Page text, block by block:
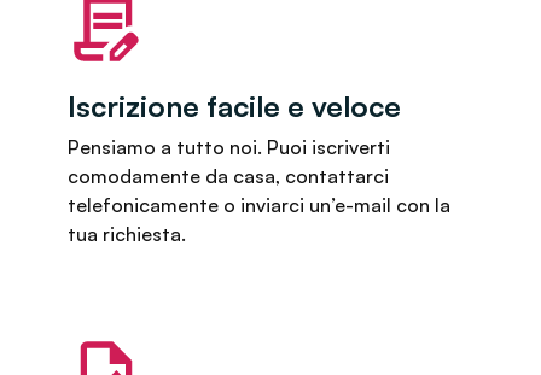
Iscrizione facile e veloce
Pensiamo a tutto noi. Puoi iscriverti
comodamente da casa, contattarci
telefonicamente o inviarci un’e-mail con la
tua richiesta.